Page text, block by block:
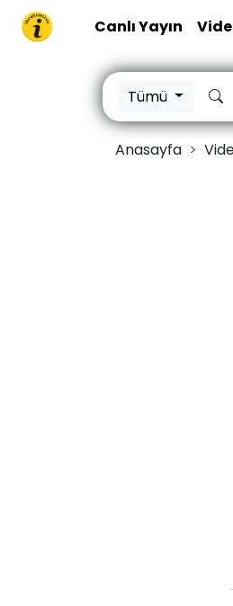
Canlı Yayın
Tümü
Anasayfa